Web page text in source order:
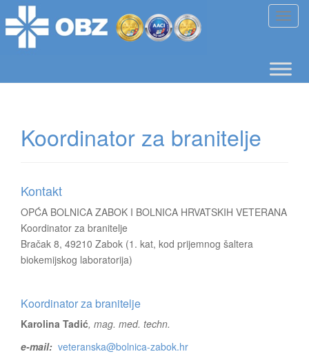
T
g
l
t
Koordinator za branitelje
Kontakt
OPĆA BOLNICA ZABOK I BOLNICA HRVATSKIH VETERANA
Koordinator za branitelje
Bračak 8, 49210 Zabok (1. kat, kod prijemnog šaltera
biokemijskog laboratorija)
Koordinator za branitelje
Karolina Tadić, mag. med. techn.
e-mail: veteranska@bolnica-zabok.hr